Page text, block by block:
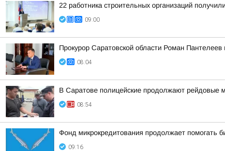
22 работника строительных организаций
09:00
Прокурор Саратовской области Роман
08:04
В Саратове полицейские продолжают рейдовые
08:54
Фонд микрокредитования продолжает помогать
09:16